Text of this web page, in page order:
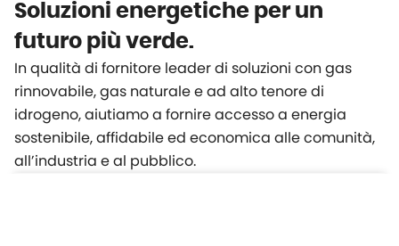
Soluzioni energetiche per un
futuro più verde.
In qualità di fornitore leader di soluzioni con gas
rinnovabile, gas naturale e ad alto tenore di
idrogeno, aiutiamo a fornire accesso a energia
sostenibile, affidabile ed economica alle comunità,
all’industria e al pubblico.